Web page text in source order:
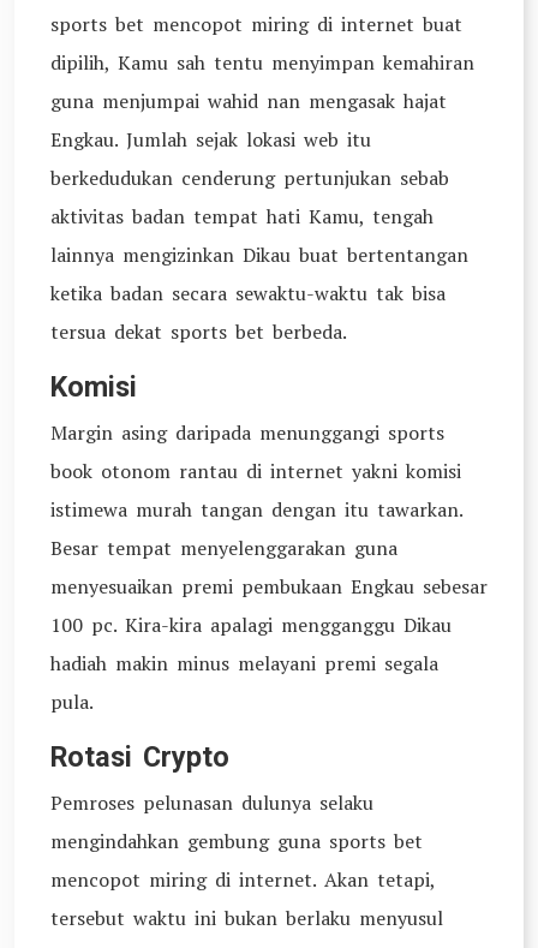
sports bet mencopot miring di internet buat
dipilih, Kamu sah tentu menyimpan kemahiran
guna menjumpai wahid nan mengasak hajat
Engkau. Jumlah sejak lokasi web itu
berkedudukan cenderung pertunjukan sebab
aktivitas badan tempat hati Kamu, tengah
lainnya mengizinkan Dikau buat bertentangan
ketika badan secara sewaktu-waktu tak bisa
tersua dekat sports bet berbeda.
Komisi
Margin asing daripada menunggangi sports
book otonom rantau di internet yakni komisi
istimewa murah tangan dengan itu tawarkan.
Besar tempat menyelenggarakan guna
menyesuaikan premi pembukaan Engkau sebesar
100 pc. Kira-kira apalagi mengganggu Dikau
hadiah makin minus melayani premi segala
pula.
Rotasi Crypto
Pemroses pelunasan dulunya selaku
mengindahkan gembung guna sports bet
mencopot miring di internet. Akan tetapi,
tersebut waktu ini bukan berlaku menyusul